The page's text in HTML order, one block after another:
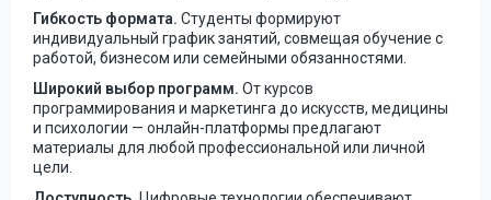
Гибкость формата. Студенты формируют
индивидуальный график занятий, совмещая обучение с
работой, бизнесом или семейными обязанностями.
Широкий выбор программ. От курсов
программирования и маркетинга до искусств, медицины
и психологии — онлайн-платформы предлагают
материалы для любой профессиональной или личной
цели.